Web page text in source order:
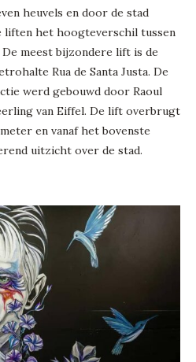
heuvels en door de stad
liften het hoogteverschil tussen
De meest bijzondere lift is de
Rua de Santa Justa. De
werd gebouwd door Raoul
van Eiffel. De lift overbrugt
en vanaf het bovenste
uitzicht over de stad.